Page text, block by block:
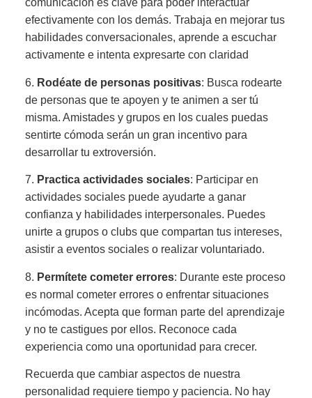
comunicación es clave para poder interactuar
efectivamente con los demás. Trabaja en mejorar tus
habilidades conversacionales, aprende a escuchar
activamente e intenta expresarte con claridad
6. Rodéate de personas positivas: Busca rodearte
de personas que te apoyen y te animen a ser tú
misma. Amistades y grupos en los cuales puedas
sentirte cómoda serán un gran incentivo para
desarrollar tu extroversión.
7. Practica actividades sociales: Participar en
actividades sociales puede ayudarte a ganar
confianza y habilidades interpersonales. Puedes
unirte a grupos o clubs que compartan tus intereses,
asistir a eventos sociales o realizar voluntariado.
8. Permítete cometer errores: Durante este proceso
es normal cometer errores o enfrentar situaciones
incómodas. Acepta que forman parte del aprendizaje
y no te castigues por ellos. Reconoce cada
experiencia como una oportunidad para crecer.
Recuerda que cambiar aspectos de nuestra
personalidad requiere tiempo y paciencia. No hay